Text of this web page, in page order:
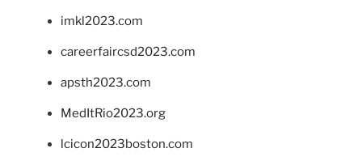
imkl2023.com
careerfaircsd2023.com
apsth2023.com
MedItRio2023.org
lcicon2023boston.com